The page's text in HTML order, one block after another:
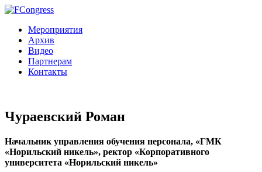
Мероприятия
Архив
Видео
Партнерам
Контакты
Чураевский Роман
Начальник управления обучения персонала, «ГМК
«Норильский никель», ректор «Корпоративного
университета «Норильский никель»